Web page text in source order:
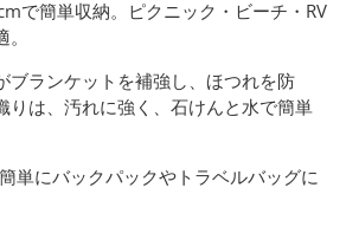
で簡単収納。ピクニック・ビーチ・RV
ブランケットを補強し、ほつれを防
りは、汚れに強く、石けんと水で簡単
単にバックパックやトラベルバッグに